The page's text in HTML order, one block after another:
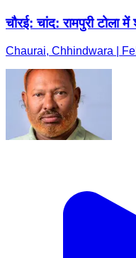
चौरई: चांद: रामपुरी टोला
Chaurai, Chhindwara |